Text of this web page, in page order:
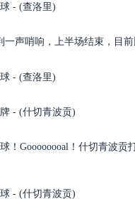
- (查洛里)
一声哨响，上半场结束，目前
- (查洛里)
- (什切青波贡)
！Goooooooal！什切青波贡
- (什切青波贡)